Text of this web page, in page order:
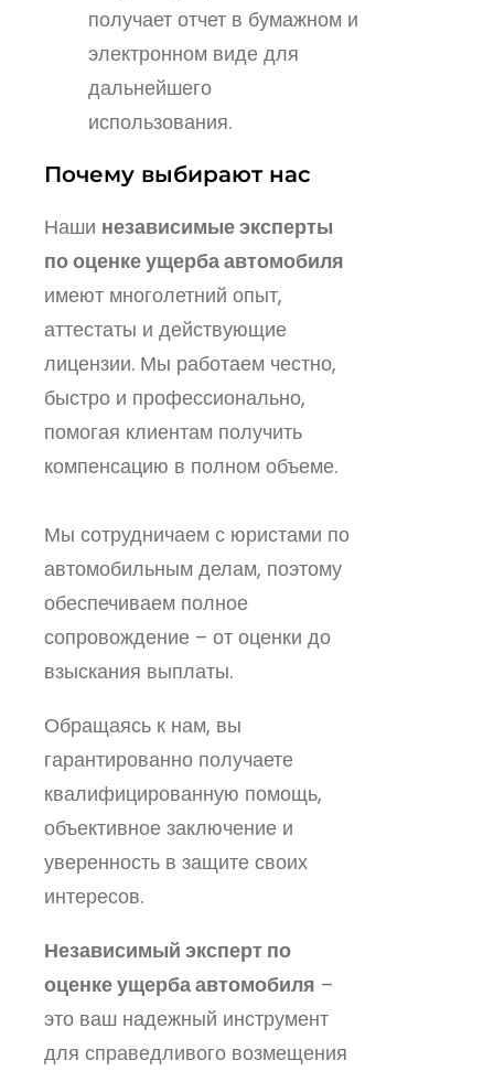
получает отчет в бумажном и
электронном виде для
дальнейшего
использования.
Почему выбирают нас
Наши независимые эксперты
по оценке ущерба автомобиля
имеют многолетний опыт,
аттестаты и действующие
лицензии. Мы работаем честно,
быстро и профессионально,
помогая клиентам получить
компенсацию в полном объеме.
Мы сотрудничаем с юристами по
автомобильным делам, поэтому
обеспечиваем полное
сопровождение – от оценки до
взыскания выплаты.
Обращаясь к нам, вы
гарантированно получаете
квалифицированную помощь,
объективное заключение и
уверенность в защите своих
интересов.
Независимый эксперт по
оценке ущерба автомобиля –
это ваш надежный инструмент
для справедливого возмещения